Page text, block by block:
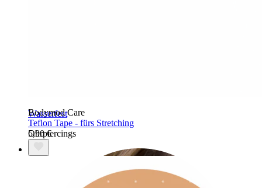
Wasserfest
Ohrpiercings
Bodymod Care
Teflon Tape - fürs Stretching
5,90 €